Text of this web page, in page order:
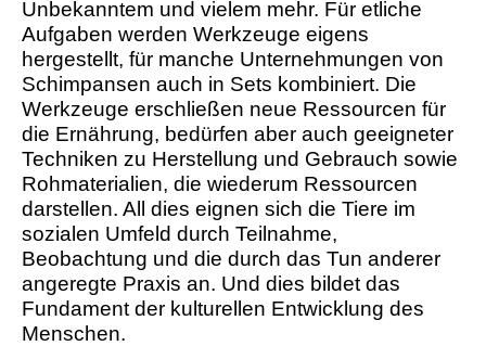
Unbekanntem und vielem mehr. Für etliche
Aufgaben werden Werkzeuge eigens
hergestellt, für manche Unternehmungen von
Schimpansen auch in Sets kombiniert. Die
Werkzeuge erschließen neue Ressourcen für
die Ernährung, bedürfen aber auch geeigneter
Techniken zu Herstellung und Gebrauch sowie
Rohmaterialien, die wiederum Ressourcen
darstellen. All dies eignen sich die Tiere im
sozialen Umfeld durch Teilnahme,
Beobachtung und die durch das Tun anderer
angeregte Praxis an. Und dies bildet das
Fundament der kulturellen Entwicklung des
Menschen.